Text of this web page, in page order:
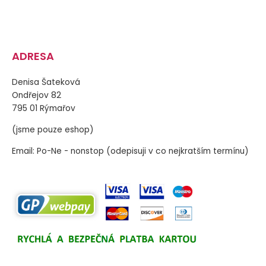
ADRESA
Denisa Šateková
Ondřejov 82
795 01 Rýmařov
(jsme pouze eshop)
Email: Po-Ne - nonstop (odepisuji v co nejkratším termínu)